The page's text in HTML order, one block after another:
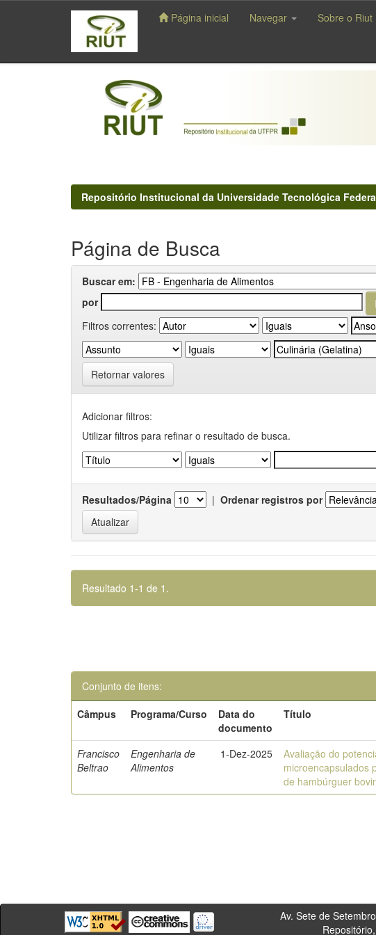
navigation
Página inicial Navegar Sobre o Riut
Repositório Institucional da Universidade Tecnológica
Página de Busca
Buscar em:
por
Filtros correntes:
Retornar valores
Adicionar filtros:
Utilizar filtros para refinar o resultado de busca.
Resultados/Página | Ordenar registros por
Resultado 1-1 de 1.
Conjunto de itens:
Câmpus
Programa/Curso
Data do
documento
Título
Francisco
Beltrao
Engenharia de
Alimentos
1-Dez-2025
Avaliação do
microencapsulados
de hambúrguer
Av. Sete de Setembro,